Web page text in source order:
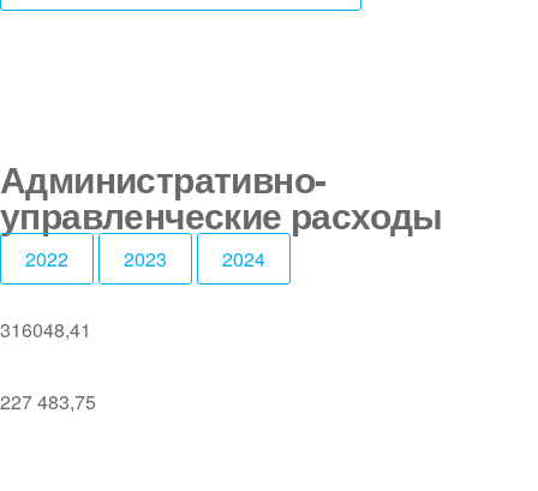
Административно-
управленческие расходы
2022 2023 2024
316048,41
227 483,75